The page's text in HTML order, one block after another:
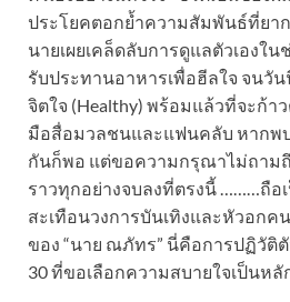
ประโยคตอกย้ำความสัมพันธ์ที่ยา
นายเผยเคล็ดลับการดูแลตัวเองใ
รับประทานอาหารเพื่อฮีลใจ จนวั
จิตใจ (Healthy) พร้อมแล้วที่จะก้
มือสื่อมวลชนและแฟนคลับ หากพบ
กันก็พอ แต่ขอความกรุณาไม่ถามถึ
ราวทุกอย่างจบลงที่ตรงนี้ ………ถือ
สะเทือนวงการบันเทิงและหัวอกค
ของ “นาย ณภัทร” นี่คือการปฏิวัติ
30 ที่ขอเลือกความสบายใจเป็นหลั